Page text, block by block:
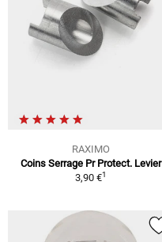
RAXIMO
Coins Serrage Pr Protect. Levier
3,90 €1